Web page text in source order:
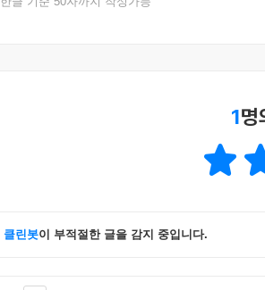
1명
클린봇이 부적절한 글을 감지 중입니다.